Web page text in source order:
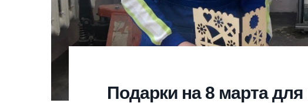
Подарки на 8 марта